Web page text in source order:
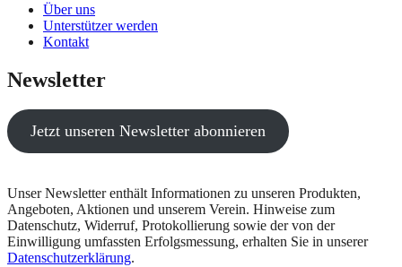
Über uns
Unterstützer werden
Kontakt
Newsletter
Jetzt unseren Newsletter abonnieren
Unser Newsletter enthält Informationen zu unseren Produkten,
Angeboten, Aktionen und unserem Verein. Hinweise zum
Datenschutz, Widerruf, Protokollierung sowie der von der
Einwilligung umfassten Erfolgsmessung, erhalten Sie in unserer
Datenschutzerklärung.